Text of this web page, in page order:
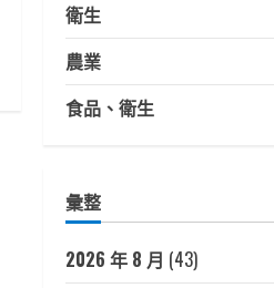
衛生
農業
食品、衛生
彙整
2026 年 8 月 (43)